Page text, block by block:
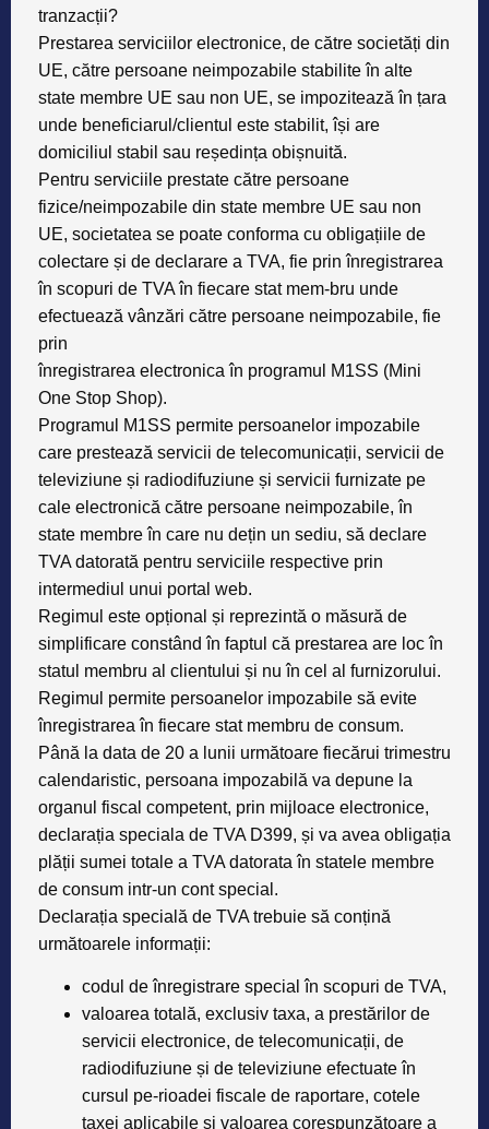
tranzacții?
Prestarea serviciilor electronice, de către societăți din
UE, către persoane neimpozabile stabilite în alte
state membre UE sau non UE, se impozitează în țara
unde beneficiarul/clientul este stabilit, își are
domiciliul stabil sau reședința obișnuită.
Pentru serviciile prestate către persoane
fizice/neimpozabile din state membre UE sau non
UE, societatea se poate conforma cu obligațiile de
colectare și de declarare a TVA, fie prin înregistrarea
în scopuri de TVA în fiecare stat mem-bru unde
efectuează vânzări către persoane neimpozabile, fie
prin
înregistrarea electronica în programul M1SS (Mini
One Stop Shop).
Programul M1SS permite persoanelor impozabile
care prestează servicii de telecomunicații, servicii de
televiziune și radiodifuziune și servicii furnizate pe
cale electronică către persoane neimpozabile, în
state membre în care nu dețin un sediu, să declare
TVA datorată pentru serviciile respective prin
intermediul unui portal web.
Regimul este opțional și reprezintă o măsură de
simplificare constând în faptul că prestarea are loc în
statul membru al clientului și nu în cel al furnizorului.
Regimul permite persoanelor impozabile să evite
înregistrarea în fiecare stat membru de consum.
Până la data de 20 a lunii următoare fiecărui trimestru
calendaristic, persoana impozabilă va depune la
organul fiscal competent, prin mijloace electronice,
declarația speciala de TVA D399, și va avea obligația
plății sumei totale a TVA datorata în statele membre
de consum intr-un cont special.
Declarația specială de TVA trebuie să conțină
următoarele informații:
codul de înregistrare special în scopuri de TVA,
valoarea totală, exclusiv taxa, a prestărilor de
servicii electronice, de telecomunicații, de
radiodifuziune și de televiziune efectuate în
cursul pe-rioadei fiscale de raportare, cotele
taxei aplicabile și valoarea corespunzătoare a